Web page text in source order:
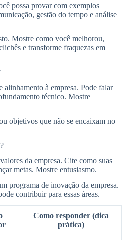
possa provar com exemplos
gestão do tempo e análise
Mostre como você melhorou,
e transforme fraquezas em
alinhamento à empresa. Pode falar
técnico. Mostre
objetivos que não se encaixam no
da empresa. Cite como suas
metas. Mostre entusiasmo.
programa de inovação da empresa.
contribuir para essas áreas.
Como responder (dica
prática)